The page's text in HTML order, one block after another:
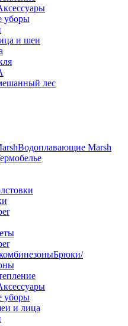
уборы
и шеи
лес
Водоплавающие Marsh
Брюки/
уборы
и лица